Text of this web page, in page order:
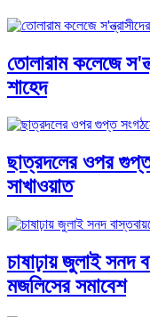
তোলারাম কলেজে
শাহেদ
ছাত্রদলের ওপর গুপ্ত
সাখাওয়াত
চাষাঢ়ায় জুলাই সনদ
মজলিসের সমাবেশ